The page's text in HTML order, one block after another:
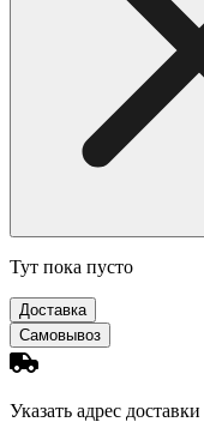
Тут пока пусто
Доставка
Самовывоз
Указать адрес доставки